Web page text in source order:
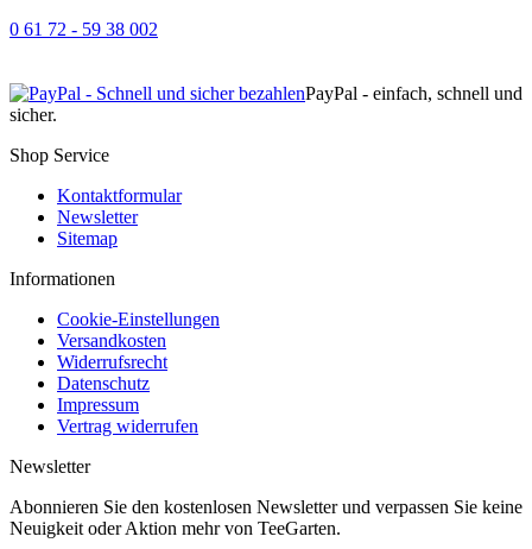
0 61 72 - 59 38 002
PayPal - einfach, schnell und
sicher.
Shop Service
Kontaktformular
Newsletter
Sitemap
Informationen
Cookie-Einstellungen
Versandkosten
Widerrufsrecht
Datenschutz
Impressum
Vertrag widerrufen
Newsletter
Abonnieren Sie den kostenlosen Newsletter und verpassen Sie keine
Neuigkeit oder Aktion mehr von TeeGarten.